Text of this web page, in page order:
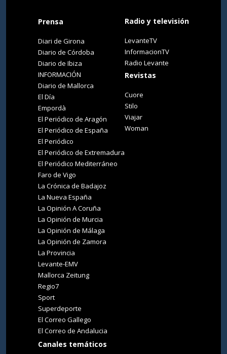
Prensa
Diari de Girona
Diario de Córdoba
Diario de Ibiza
INFORMACIÓN
Diario de Mallorca
El Día
Empordà
El Periódico de Aragón
El Periódico de España
El Periódico
El Periódico de Extremadura
El Periódico Mediterráneo
Faro de Vigo
La Crónica de Badajoz
La Nueva España
La Opinión A Coruña
La Opinión de Murcia
La Opinión de Málaga
La Opinión de Zamora
La Provincia
Levante-EMV
Mallorca Zeitung
Regio7
Sport
Superdeporte
El Correo Gallego
El Correo de Andalucia
Canales temáticos
Radio y televisión
LevanteTV
InformacionTV
Radio Levante
Revistas
Cuore
Stilo
Viajar
Woman